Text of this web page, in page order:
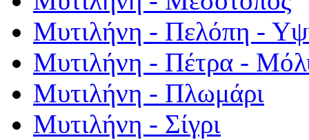
Μυτιλήνη - Πελόπη -
Μυτιλήνη - Πέτρα -
Μυτιλήνη - Πλωμάρι
Μυτιλήνη - Σίγρι